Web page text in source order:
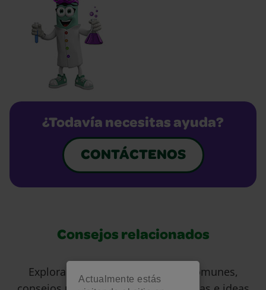
Actualmente estás
¿Todavía necesitas ayuda?
CONTÁCTENOS
Consejos relacionados
Explora respuestas a preguntas comunes,